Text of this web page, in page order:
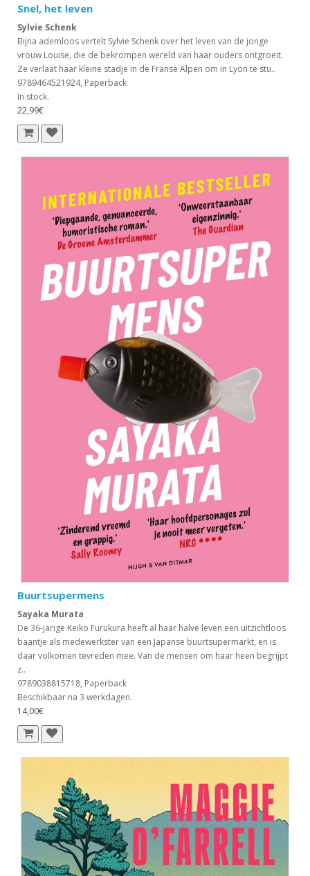
Snel, het leven
Sylvie Schenk
Bijna ademloos vertelt Sylvie Schenk over het leven van de jonge
vrouw Louise, die de bekrompen wereld van haar ouders ontgroeit.
Ze verlaat haar kleine stadje in de Franse Alpen om in Lyon te stu..
9789464521924, Paperback
In stock.
22,99€
Buurtsupermens
Sayaka Murata
De 36-jarige Keiko Furukura heeft al haar halve leven een uitzichtloos
baantje als medewerkster van een Japanse buurtsupermarkt, en is
daar volkomen tevreden mee. Van de mensen om haar heen begrijpt
z..
9789038815718, Paperback
Beschikbaar na 3 werkdagen.
14,00€